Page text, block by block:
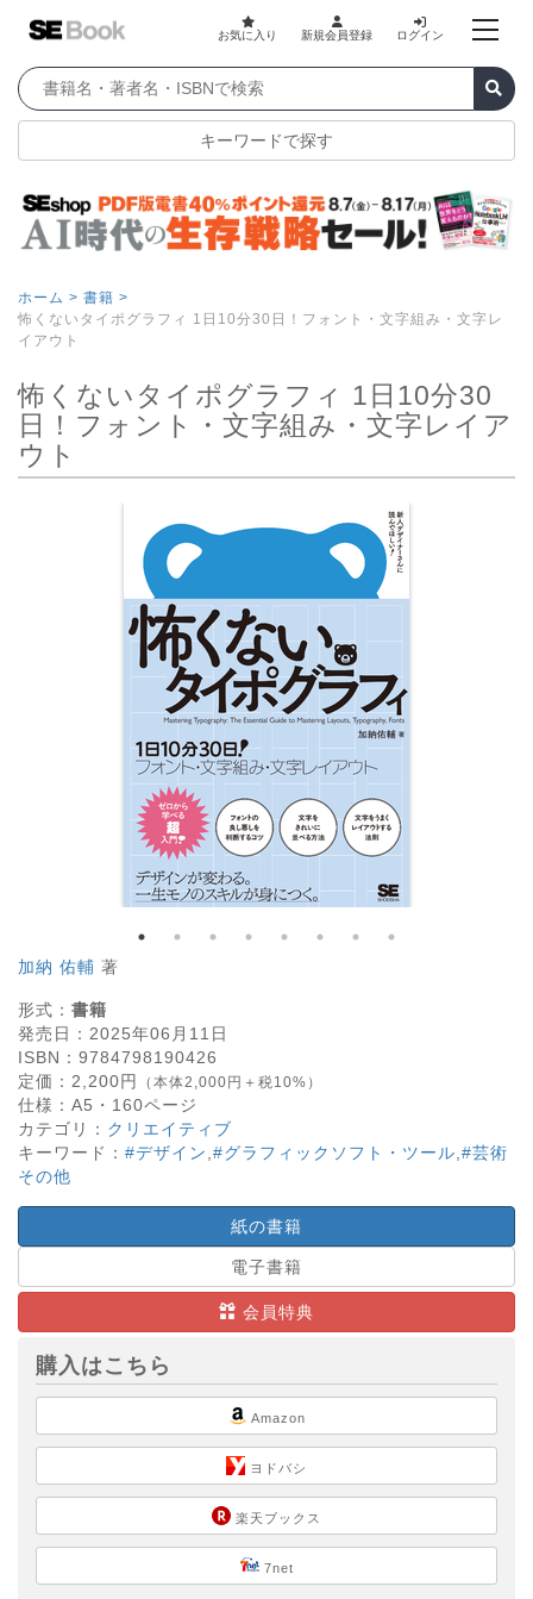
お気に入り 新規会員登録 ログイン
キーワードで探す
ホーム > 書籍 >
怖くないタイポグラフィ 1日10分30日！フォント・文字組み・文字レ
イアウト
怖くないタイポグラフィ 1日10分30
日！フォント・文字組み・文字レイア
ウト
加納 佑輔 著
形式： 書籍
発売日： 2025年06月11日
ISBN： 9784798190426
定価： 2,200円 （本体2,000円＋税10%）
仕様： A5・ 160ページ
カテゴリ： クリエイティブ
キーワード： #デザイン #グラフィックソフト・ツール #芸術
その他
紙の書籍
電子書籍
会員特典
購入はこちら
Amazon
ヨドバシ
楽天ブックス
7net